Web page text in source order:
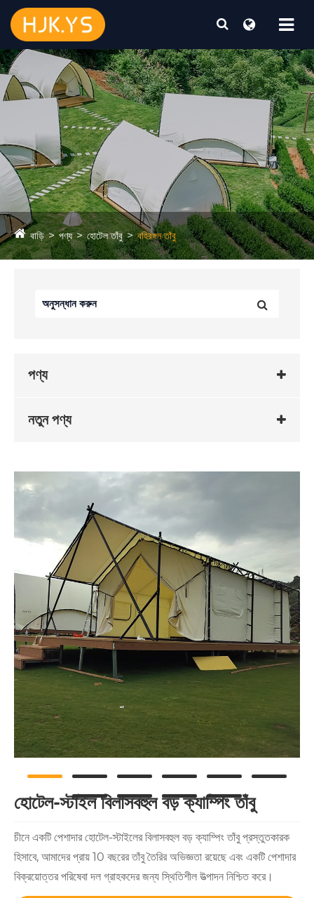
বাড়ি পণ্য হোটেল তাঁবু বহিরঙ্গন তাঁবু
পণ্য
নতুন পণ্য
হোটেল-স্টাইল বিলাসবহুল বড় ক্যাম্পিং তাঁবু
চীনে একটি পেশাদার হোটেল-স্টাইলের বিলাসবহুল বড় ক্যাম্পিং তাঁবু প্রস্তুতকারক
হিসাবে, আমাদের প্রায় 10 বছরের তাঁবু তৈরির অভিজ্ঞতা রয়েছে এবং একটি পেশাদার
বিক্রয়োত্তর পরিষেবা দল গ্রাহকদের জন্য স্থিতিশীল উত্পাদন নিশ্চিত করে।